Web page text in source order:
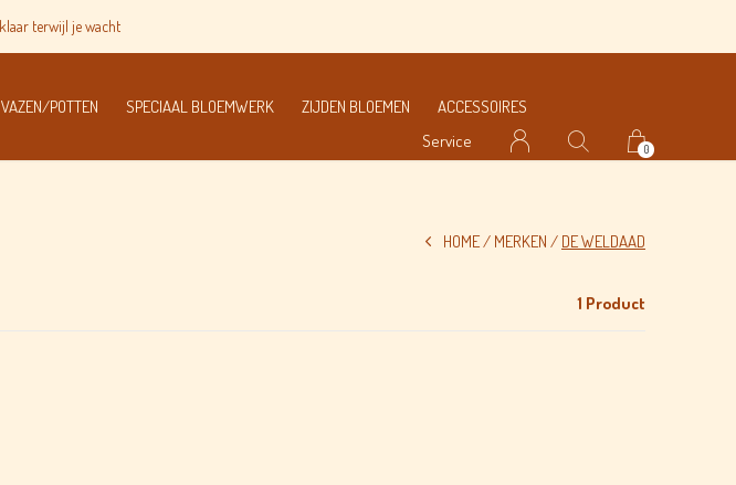
VAZEN/POTTEN SPECIAAL BLOEMWERK ZIJDEN BLOEMEN
ACCESSOIRES
Service
0
HOME MERKEN DE WELDAAD
1 Product